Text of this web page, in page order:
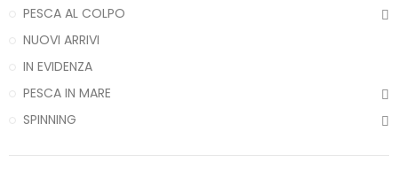
PESCA AL COLPO
NUOVI ARRIVI
IN EVIDENZA
PESCA IN MARE
SPINNING